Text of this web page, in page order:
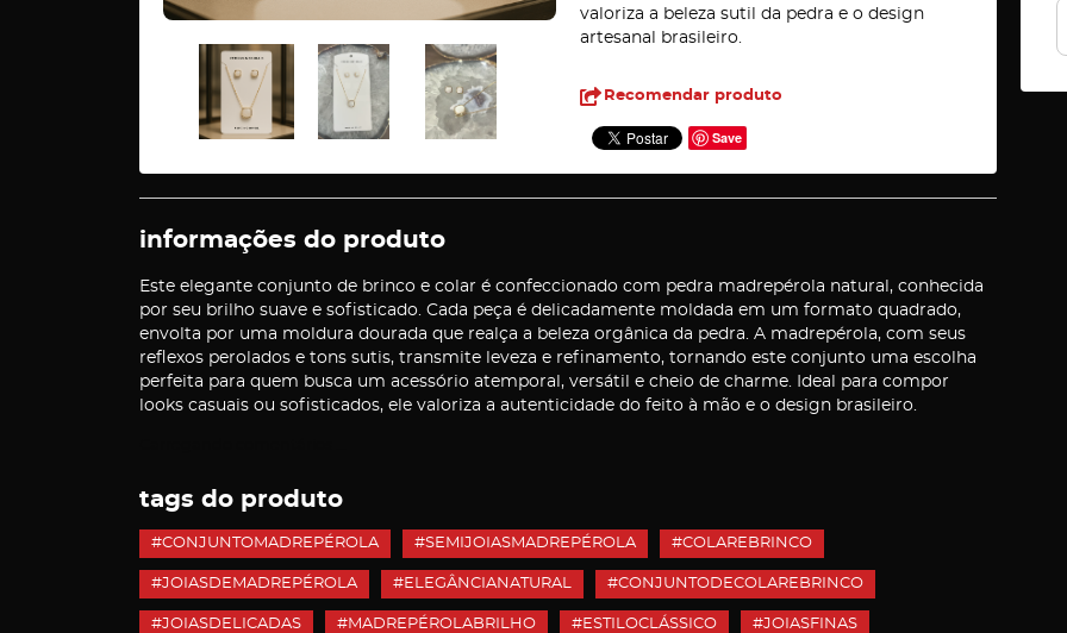
valoriza a beleza sutil da pedra e o design
artesanal brasileiro.
Recomendar produto
Save
informações do produto
Este elegante conjunto de brinco e colar é confeccionado com pedra madrepérola natural, conhecida
por seu brilho suave e sofisticado. Cada peça é delicadamente moldada em um formato quadrado,
envolta por uma moldura dourada que realça a beleza orgânica da pedra. A madrepérola, com seus
reflexos perolados e tons sutis, transmite leveza e refinamento, tornando este conjunto uma escolha
perfeita para quem busca um acessório atemporal, versátil e cheio de charme. Ideal para compor
looks casuais ou sofisticados, ele valoriza a autenticidade do feito à mão e o design brasileiro.
tags do produto
#CONJUNTOMADREPÉROLA #SEMIJOIASMADREPÉROLA #COLAREBRINCO
#JOIASDEMADREPÉROLA #ELEGÂNCIANATURAL #CONJUNTODECOLAREBRINCO
#JOIASDELICADAS #MADREPÉROLABRILHO #ESTILOCLÁSSICO #JOIASFINAS